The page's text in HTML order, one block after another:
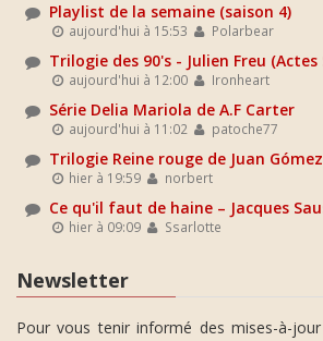
Playlist de la semaine (saison 4)
aujourd'hui à 15:53 Polarbear
Trilogie des 90's - Julien Freu (Actes
aujourd'hui à 12:00 Ironheart
Série Delia Mariola de A.F Carter
aujourd'hui à 11:02 patoche77
Trilogie Reine rouge de Juan
hier à 19:59 norbert
Ce qu'il faut de haine – Jacques
hier à 09:09 Ssarlotte
Newsletter
Pour vous tenir informé des mises-à-